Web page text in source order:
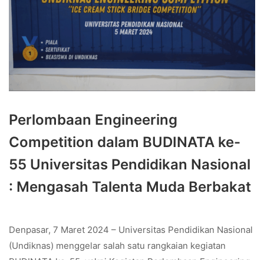
Perlombaan Engineering
Competition dalam BUDINATA ke-
55 Universitas Pendidikan Nasional
: Mengasah Talenta Muda Berbakat
Denpasar, 7 Maret 2024 – Universitas Pendidikan Nasional
(Undiknas) menggelar salah satu rangkaian kegiatan